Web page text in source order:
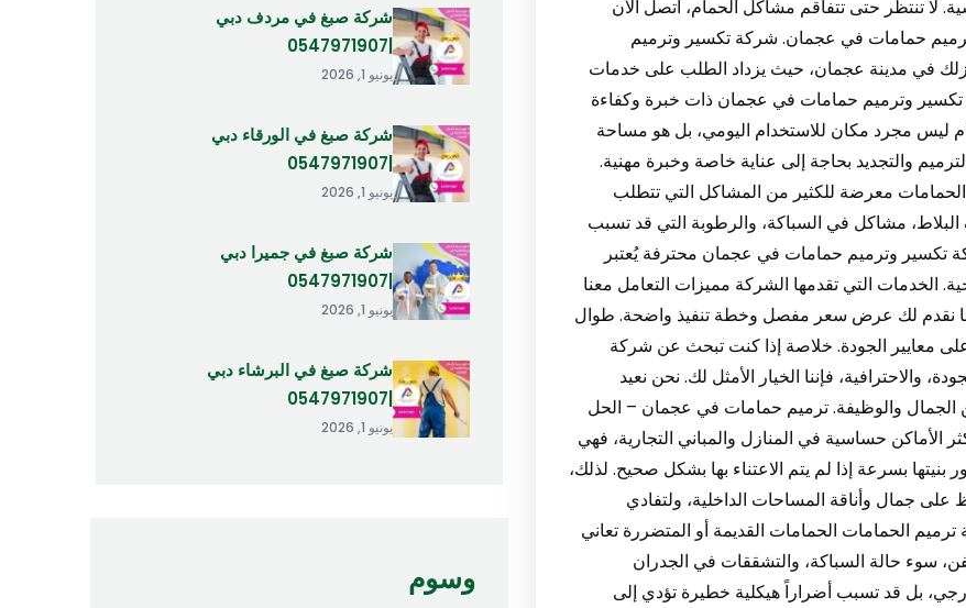
لا تنتظر حتى تتفاقم مشاكل الحمام، اتصل الآن
حمامات في عجمان. شركة تكسير وترميم
في مدينة عجمان، حيث يزداد الطلب على خدمات
تكسير وترميم حمامات في عجمان ذات خبرة وكفاءة
ليس مجرد مكان للاستخدام اليومي، بل هو مساحة
والتجديد بحاجة إلى عناية خاصة وخبرة مهنية.
معرضة للكثير من المشاكل التي تتطلب
مشاكل في السباكة، والرطوبة التي قد تسبب
تكسير وترميم حمامات في عجمان محترفة يُعتبر
الخدمات التي تقدمها الشركة مميزات التعامل معنا
بعدها نقدم لك عرض سعر مفصل وخطة تنفيذ واضحة. طوال
معايير الجودة. خلاصة إذا كنت تبحث عن شركة
والاحترافية، فإننا الخيار الأمثل لك. نحن نعيد
الجمال والوظيفة. ترميم حمامات في عجمان – الحل
الأماكن حساسية في المنازل والمباني التجارية، فهي
بسرعة إذا لم يتم الاعتناء بها بشكل صحيح. لذلك،
جمال وأناقة المساحات الداخلية، ولتفادي
الحمامات الحمامات القديمة أو المتضررة تعاني
سوء حالة السباكة، والتشققات في الجدران
بل قد تسبب أضراراً هيكلية خطيرة تؤدي إلى
شركة صبغ في مردف دبي
يونيو 1, 2026
شركة صبغ في الورقاء دبي
يونيو 1, 2026
شركة صبغ في جميرا دبي
يونيو 1, 2026
شركة صبغ في البرشاء دبي
يونيو 1, 2026
وسوم